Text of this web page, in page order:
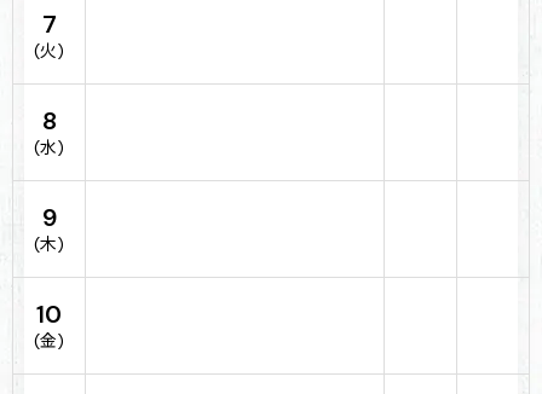
7
(火)
8
(水)
9
(木)
10
(金)